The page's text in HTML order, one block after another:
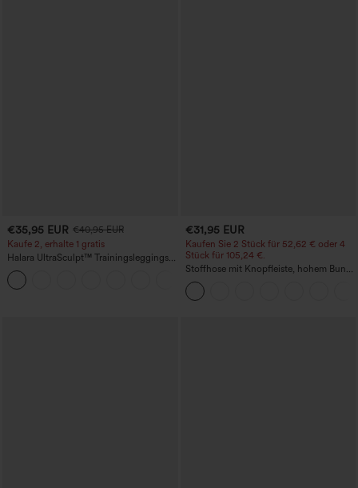
€35,95 EUR €40,95 EUR
Kaufe 2, erhalte 1 gratis
Halara UltraSculpt™ Trainingsleggings
mit hohem Bund – raffende Push-up-
Po-Form, Bauchkontrolle, Taschen und
formende Passform
€31,95 EUR
Kaufen Sie 2 Stück für 52,62 € oder 4
Stück für 105,24 €.
Stoffhose mit Knopfleiste, hohem Bund,
mehreren Taschen und geradem Bein